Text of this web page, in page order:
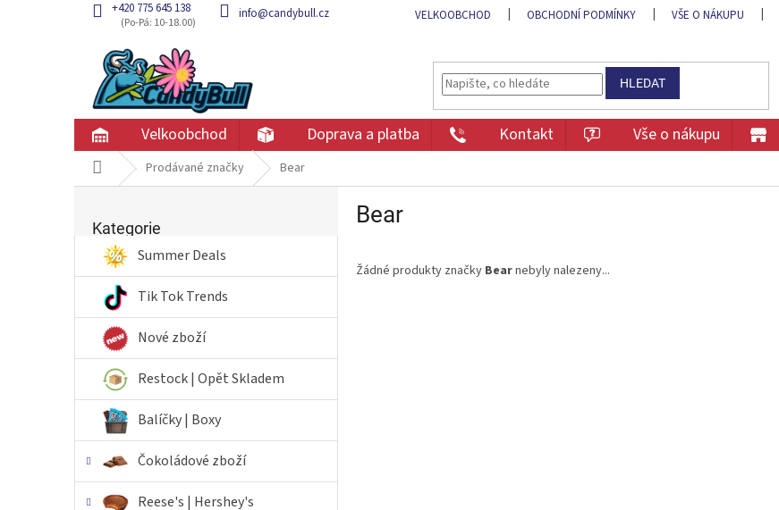
+420 775 645 138 info@candybull.cz VELKOOBCHOD OBCHODNÍ PODMÍNKY VŠE O NÁKUPU
HLEDAT
Velkoobchod Doprava a platba Kontakt Vše o nákupu
Domů Prodávané značky Bear
r
n
í
kategorie
Kategorie
Summer Deals
Tik Tok Trends
Nové zboží
Restock | Opět Skladem
Balíčky | Boxy
Čokoládové zboží
Reese's | Hershey's
Bear
Žádné produkty značky Bearnebyly nalezeny...